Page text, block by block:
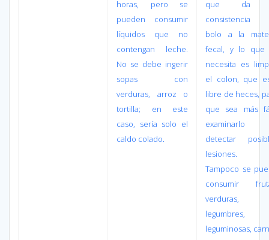
horas, pero se
pueden consumir
líquidos que no
contengan leche.
No se debe ingerir
sopas con
verduras, arroz o
tortilla; en este
caso, sería solo el
caldo colado.
que da
consistencia
bolo a la
fecal, y lo que
necesita es
el colon, que
libre de heces,
que sea más
detectar
lesiones.
Tampoco se
consumir
verduras,
legumbres,
leguminosas,